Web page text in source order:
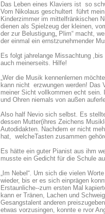
Das Leben eines Klaviers ist so
Vom Nikolaus geschultert führt
Kinderzimmer im mittelfränkischen
dienen als Spielzeug der kleinen,
der zur Belustigung„ Plim“ macht,
der einmal ein ernstzunehmender
Es folgt jahrelange Missachtung
auch meinerseits. Hilfe!
„Wer die Musik kennenlernen
kann nicht erzwungen werden!
meiner Sicht vollkommen echt sein.
und Ohren niemals von außen
Also half Nevio sich selbst. Es
dessen Mutter(ihres Zeichens
Autodidakten. Nachdem er nicht
hat, welcheTasten zusammen
Es hätte ein guter Pianist aus ihm
musste ein Gedicht für die Schule
„Im Nebel“. Um sich die vielen
wieder, bis er es sich einprägen
Erstaunliche-­-zum ersten Mal
kann er Tränen, Lachen und
Gesangstalent anderen
etwas vorzusingen, konnte e rvor